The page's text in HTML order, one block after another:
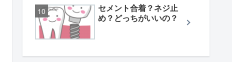
セメント合着？ネジ止
め？どっちがいいの？